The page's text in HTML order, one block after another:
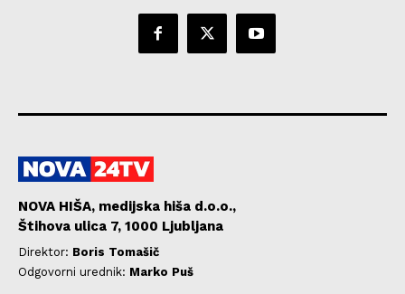
NOVA HIŠA, medijska hiša d.o.o.,
Štihova ulica 7, 1000 Ljubljana
Direktor: Boris Tomašič
Odgovorni urednik: Marko Puš